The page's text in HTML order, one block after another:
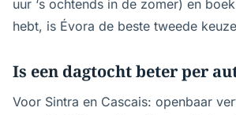
uur ‘s ochtends in de zomer) en
hebt, is Évora de beste tweede
Is een dagtocht beter per
Voor Sintra en Cascais: openbaar